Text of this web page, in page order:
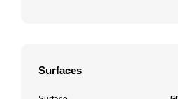
Surfaces